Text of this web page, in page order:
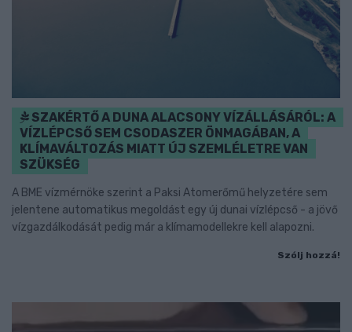
SZAKÉRTŐ A DUNA ALACSONY VÍZÁLLÁSÁRÓL: A
VÍZLÉPCSŐ SEM CSODASZER ÖNMAGÁBAN, A
KLÍMAVÁLTOZÁS MIATT ÚJ SZEMLÉLETRE VAN
SZÜKSÉG
A BME vízmérnöke szerint a Paksi Atomerőmű helyzetére sem
jelentene automatikus megoldást egy új dunai vízlépcső - a jövő
vízgazdálkodását pedig már a klímamodellekre kell alapozni.
Szólj hozzá!